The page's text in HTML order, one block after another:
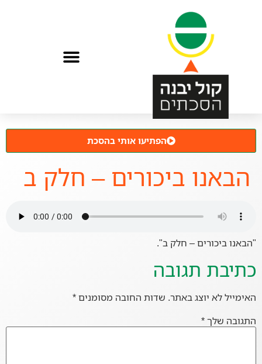
הפתיעו אותי בהסכת
הבאנו ביכורים – חלק ב
"הבאנו ביכורים – חלק ב".
כתיבת תגובה
האימייל לא יוצג באתר. שדות החובה מסומנים*
התגובה שלך*